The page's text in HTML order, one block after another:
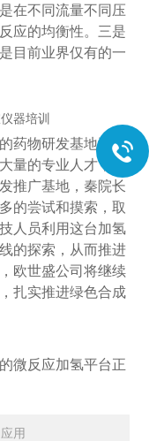
在不同流量不同压
应的均衡性。三是
目前业界仅有的一
器培训
药物研发基地和人
量的专业人才，同
推广基地，秦院长
的尝试和摸索，取
人员利用这台加氢
的探索，从而推进
欧世盛公司将继续
扎实推进绿色合成
微反应加氢平台正
用